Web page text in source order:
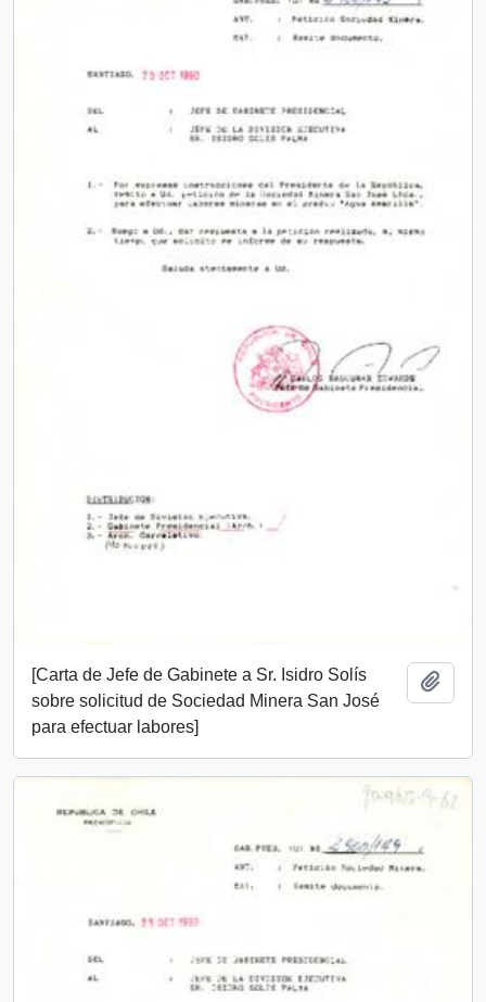
[Carta de Jefe de Gabinete a Sr. Isidro Solís
sobre solicitud de Sociedad Minera San José
para efectuar labores]